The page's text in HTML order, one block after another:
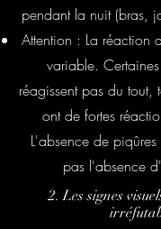
pendant la nuit (bras,
Attention : La réaction
variable.
réagissent pas du tout,
ont de fortes
L'absence de
pas l'absence
2. Les signes